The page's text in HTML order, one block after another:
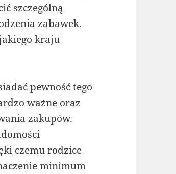
szczególną
zabawek.
kraju
pewność tego
ważne oraz
zakupów.
czemu rodzice
minimum